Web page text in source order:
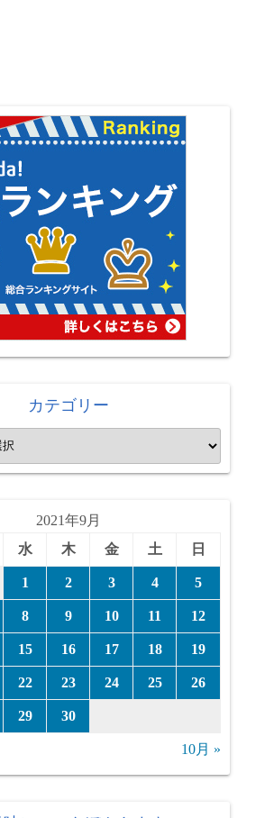
カテゴリー
2021年9月
水 木 金 土 日
1 2 3 4 5
8 9 10 11 12
15 16 17 18 19
22 23 24 25 26
29 30
10月 »